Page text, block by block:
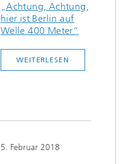
„Achtung, Achtung,
hier ist Berlin auf
Welle 400 Meter“
WEITERLESEN
5. Februar 2018